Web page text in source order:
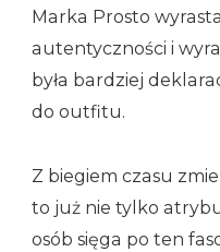
Marka Prosto
autentyczności i
była bardziej
do outfitu.
Z biegiem czasu
to już nie tylko
osób sięga po ten